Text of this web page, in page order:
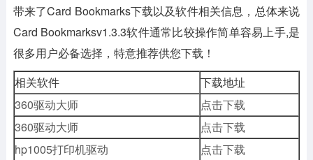
带来了Card Bookmarks下载以及软件相关信息，总体来说
Card Bookmarksv1.3.3软件通常比较操作简单容易上手,是
很多用户必备选择，特意推荐供您下载！
相关软件
下载地址
360驱动大师
点击下载
360驱动大师
点击下载
hp1005打印机驱动
点击下载